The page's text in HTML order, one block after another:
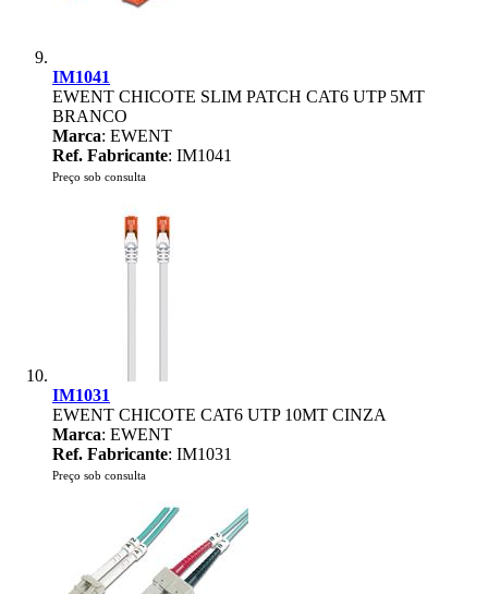
IM1041
EWENT CHICOTE SLIM PATCH CAT6 UTP 5MT
BRANCO
Marca: EWENT
Ref. Fabricante: IM1041
Preço sob consulta
IM1031
EWENT CHICOTE CAT6 UTP 10MT CINZA
Marca: EWENT
Ref. Fabricante: IM1031
Preço sob consulta